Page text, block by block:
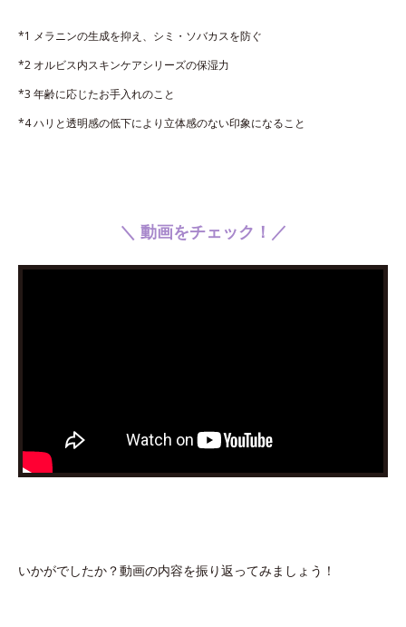
*1 メラニンの生成を抑え、シミ・ソバカスを防ぐ
*2 オルビス内スキンケアシリーズの保湿力
*3 年齢に応じたお手入れのこと
*4 ハリと透明感の低下により立体感のない印象になること
＼ 動画をチェック！／
いかがでしたか？動画の内容を振り返ってみましょう！